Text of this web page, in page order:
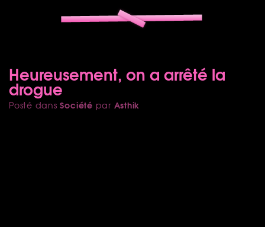
Heureusement, on a arrêté la
drogue
Posté dansSociété par Asthik